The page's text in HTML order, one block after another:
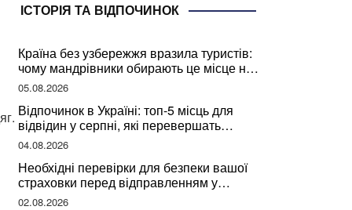
ІСТОРІЯ ТА ВІДПОЧИНОК
Країна без узбережжя вразила туристів:
чому мандрівники обирають це місце на
відпочинок
05.08.2026
Відпочинок в Україні: топ-5 місць для
відвідин у серпні, які перевершать
закордонні враження
04.08.2026
Необхідні перевірки для безпеки вашої
страховки перед відправленням у
подорож
02.08.2026